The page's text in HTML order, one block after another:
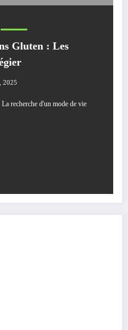
Gluten : Les
2025
recherche d'un mode de vie